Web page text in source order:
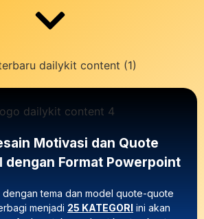
Motivasi dan Quote
dengan Format Powerpoint
dengan tema dan model quote-quote
menjadi 25 KATEGORI ini akan